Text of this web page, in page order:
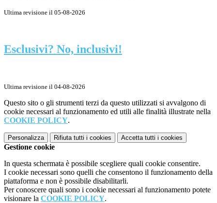
Ultima revisione il 05-08-2026
Esclusivi? No, inclusivi!
Ultima revisione il 04-08-2026
Questo sito o gli strumenti terzi da questo utilizzati si avvalgono di
cookie necessari al funzionamento ed utili alle finalità illustrate nella
COOKIE POLICY.
Personalizza Rifiuta tutti i cookies Accetta tutti i cookies
Gestione cookie
In questa schermata è possibile scegliere quali cookie consentire.
I cookie necessari sono quelli che consentono il funzionamento della
piattaforma e non è possibile disabilitarli.
Per conoscere quali sono i cookie necessari al funzionamento potete
visionare la COOKIE POLICY.